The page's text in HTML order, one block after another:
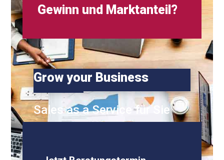
Gewinn und Marktanteil?
Grow your Business
Sales as a Service für Sie